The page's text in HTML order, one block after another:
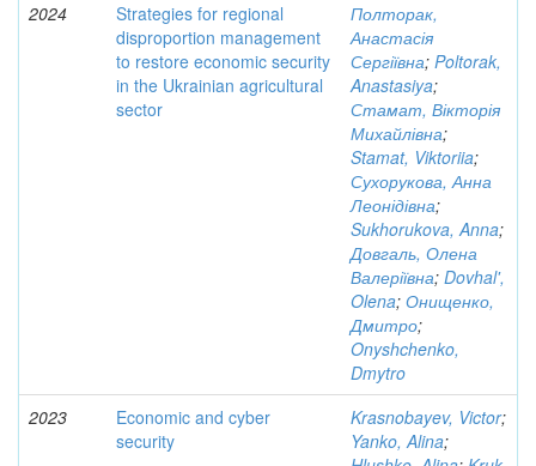
2024
Strategies for regional
disproportion management
to restore economic security
in the Ukrainian agricultural
sector
Полторак,
Анастасія
Сергіївна; Poltorak,
Anastasiya;
Стамат, Вікторія
Михайлівна;
Stamat, Viktoriia;
Сухорукова, Анна
Леонідівна;
Sukhorukova, Anna;
Довгаль, Олена
Валеріївна; Dovhal',
Olena; Онищенко,
Дмитро;
Onyshchenko,
Dmytro
2023
Economic and cyber
security
Krasnobayev, Victor;
Yanko, Alina;